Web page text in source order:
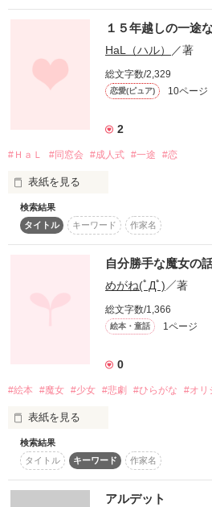
主人公は高校3年の女の子。
過激描写なしに挑むハードボイル
いよいよ筆者が本気です(はい？)
最終更新:2013/07/08
作品を読む
１５年越しの一途
HaL（ハル） ／著
総文字数/2,329
恋愛(ピュア) 10ページ
2
#ＨａＬ #同窓会 #成人式 #一途 #恋
表紙を見る
以前僕の住む街で行なっていた三十歳
同窓会で再会した男女の話を書いて
拙い作品ではありますが、
是非読んでください!
（現・佐々木ゆう様）
糸利青様
海野かもめ様
嬉しいレビューありがとうございます
検索結果
タイトル
キーワード 作家名
自分勝手な魔女の
めがね(ﾟДﾟ)／著
総文字数/1,366
絵本・童話 1ページ
0
#絵本 #魔女 #少女 #悲劇 #ひらがな #オリ
表紙を見る
絵本ということで全部ひらがなでめ
うぞよろしくお願いします(^◇^;)
検索結果
タイトル
キーワード 作家名
アルデット